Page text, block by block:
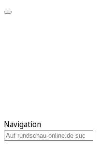
Navigation